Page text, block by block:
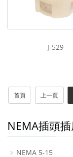
J-529
首頁 上一頁
NEMA插頭
NEMA 5-15